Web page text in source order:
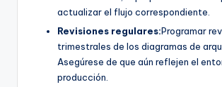
actualizar el flujo correspondiente.
Revisiones regulares:Programar
trimestrales de los diagramas de
Asegúrese de que aún reflejen el
producción.